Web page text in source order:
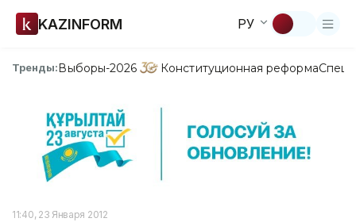
KAZINFORM РУ
Тренды:Выборы-2026 Конституционная реформа
11:40, 23 Января 2012